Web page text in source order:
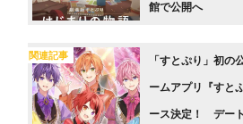
館で公開へ
関連記事 「すとぷり」初の
ームアプリ『すと
ース決定！ デー